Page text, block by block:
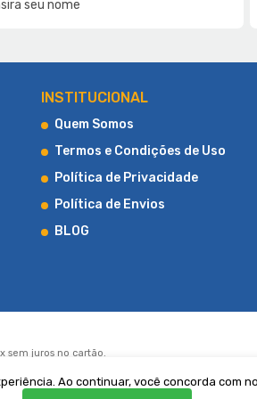
ao pós-venda”. Hoje, a Lucas
melhores marcas do setor, como
em colchões, prontos para oferecer
INSTITUCIONAL
Quem Somos
Termos e Condições de Uso
Política de Privacidade
Política de Envios
BLOG
sem juros no cartão.
Ao continuar, você concorda com